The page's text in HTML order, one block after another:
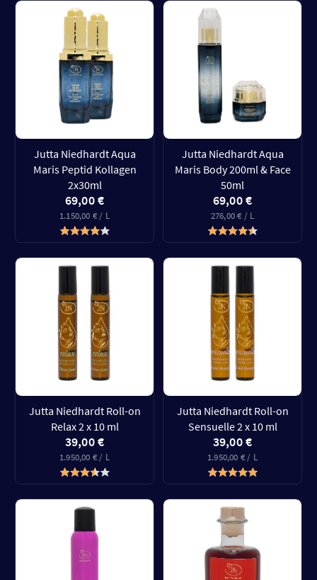
Jutta Niedhardt Aqua
Maris Peptid Kollagen
2x30ml
69,00 €
1.150,00 € / L
Jutta Niedhardt Aqua
Maris Body 200ml & Face
50ml
69,00 €
276,00 € / L
Jutta Niedhardt Roll-on
Relax 2 x 10 ml
39,00 €
1.950,00 € / L
Jutta Niedhardt Roll-on
Sensuelle 2 x 10 ml
39,00 €
1.950,00 € / L